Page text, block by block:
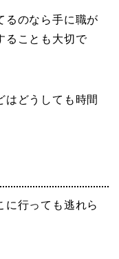
るのなら手に職が
ることも大切で
はどうしても時間
に行っても逃れら